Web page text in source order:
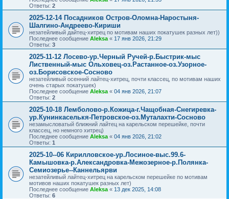
Ответы: 2
2025-12-14 Посадников Остров-Оломна-Наростыня-
Шалгино-Андреево-Кириши
незатейливый дайтец-хитрец по мотивам наших покатушек разных лет))
Последнее сообщение Aleksa « 17 янв 2026, 21:29
Ответы: 3
2025-11-12 Лосево-ур.Черный Ручей-р.Быстрик-мыс
Лиственный-мыс Ольховец-оз.Растанное-оз.Узорное-
оз.Борисовское-Сосново
незатейливый осенний лайтец-хитрец, почти классец, по мотивам наших
очень старых покатушек)
Последнее сообщение Aleksa « 04 янв 2026, 21:07
Ответы: 2
2025-10-18 Лемболово-р.Кожица-г.Чащобная-Снегиревка-
ур.Кунинкаселькя-Петровское-оз.Муталахти-Сосново
незамысловатый ближний лайтец на карельском перешейке, почти
классец, но немного хитрец)
Последнее сообщение Aleksa « 04 янв 2026, 21:02
Ответы: 1
2025-10--06 Кирилловское-ур.Лосиное-выс.99.6-
Камышовка-р.Александровка-Межозерное-р.Полянка-
Семиозерье--Каннельярви
незатейливый лайтец-хитрец на карельском перешейке по мотивам
мотивов наших покатушек разных лет)
Последнее сообщение Aleksa « 13 дек 2025, 14:08
Ответы: 6